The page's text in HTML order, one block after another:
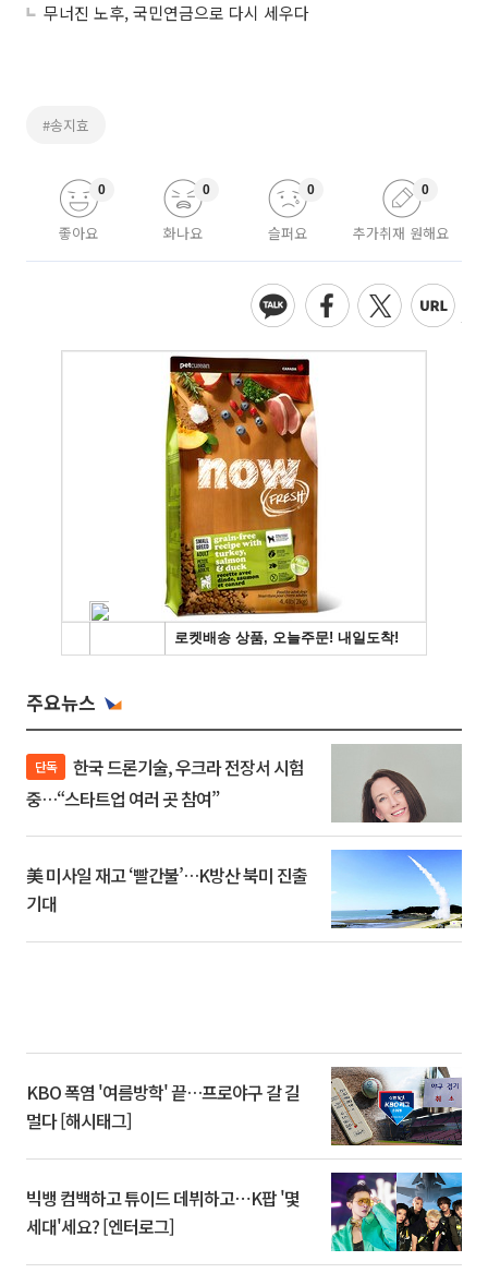
무너진 노후, 국민연금으로 다시 세우다
#송지효
좋아요
0
화나요
0
슬퍼요
0
추가취재 원해요
0
주요뉴스
단독
중…“스타트업 여러 곳 참여”
美 미사일 재고 ‘빨간불’…K방산 북미 진출
기대
KBO 폭염 '여름방학' 끝…프로야구 갈 길
멀다 [해시태그]
빅뱅 컴백하고 튜이드 데뷔하고⋯K팝 '몇
세대'세요? [엔터로그]